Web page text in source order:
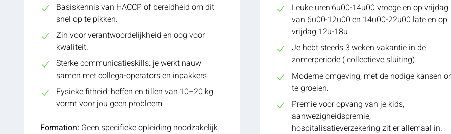
Basiskennis van HACCP of bereidheid om dit
snel op te pikken.
Zin voor verantwoordelijkheid en oog voor
kwaliteit.
Sterke communicatieskills: je werkt nauw
samen met collega-operators en inpakkers
Fysieke fitheid: heffen en tillen van 10–20 kg
vormt voor jou geen probleem
Formation: Geen specifieke opleiding noodzakelijk.
Leuke uren:6u00-14u00 vroege en op vrijdag
van 6u00-12u00 en 14u00-22u00 late en op
vrijdag 12u-18u
Je hebt steeds 3 weken vakantie in de
zomerperiode ( collectieve sluiting).
Moderne omgeving, met de nodige kansen
te groeien.
Premie voor opvang van je kids,
aanwezigheidspremie,
hospitalisatieverzekering zit er allemaal in.